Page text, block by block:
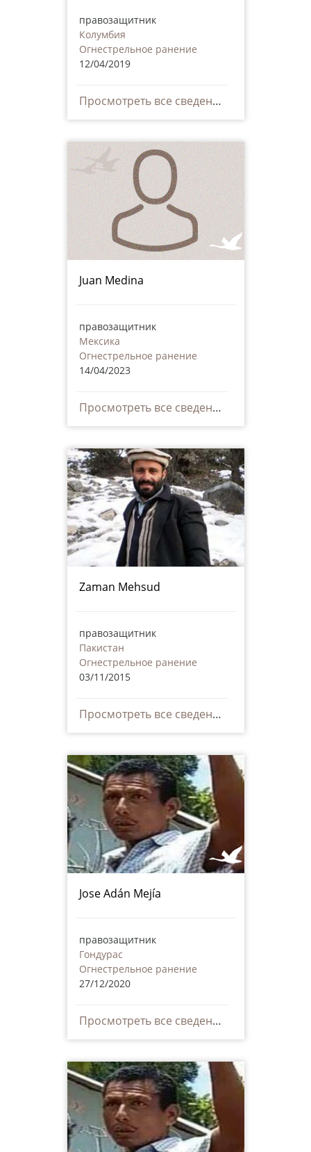
правозащитник
Колумбия
Огнестрельное ранение
12/04/2019
Просмотреть все сведения
Juan Medina
правозащитник
Мексика
Огнестрельное ранение
14/04/2023
Просмотреть все сведения
Zaman Mehsud
правозащитник
Пакистан
Огнестрельное ранение
03/11/2015
Просмотреть все сведения
Jose Adán Mejía
правозащитник
Гондурас
Огнестрельное ранение
27/12/2020
Просмотреть все сведения